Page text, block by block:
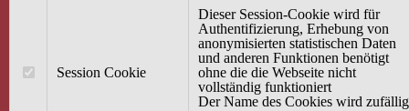
Session Cookie
Dieser Session-Cookie wird für
Authentifizierung, Erhebung von
anonymisierten statistischen Daten
und anderen Funktionen benötigt
ohne die die Webseite nicht
vollständig funktioniert
Der Name des Cookies wird zufällig